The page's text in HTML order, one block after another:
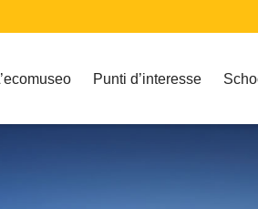
Punti d’interesse